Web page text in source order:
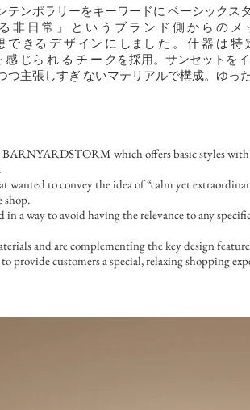
ンポラリーをキーワードに ベーシックス
非 日 常 」 と い う ブ ラ ン ド 側 か ら の
で きる デ ザ イン に しまし た 。 什 器 は
感 じら れ る チ ー クを採用。サンセット
つ主張しすぎ ないマテリアルで構成。ゆ
which offers basic styles with
to convey the idea of “calm yet
shop.
a way to avoid having the relevance to any
and are complementing the key design
provide customers a special, relaxing shopping